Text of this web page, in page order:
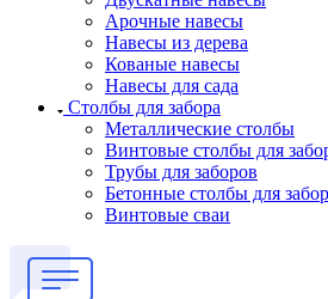
Арочные навесы
Навесы из дерева
Кованые навесы
Навесы для сада
Столбы для забора
Металлические столбы
Винтовые столбы для
Трубы для заборов
Бетонные столбы для
Винтовые сваи